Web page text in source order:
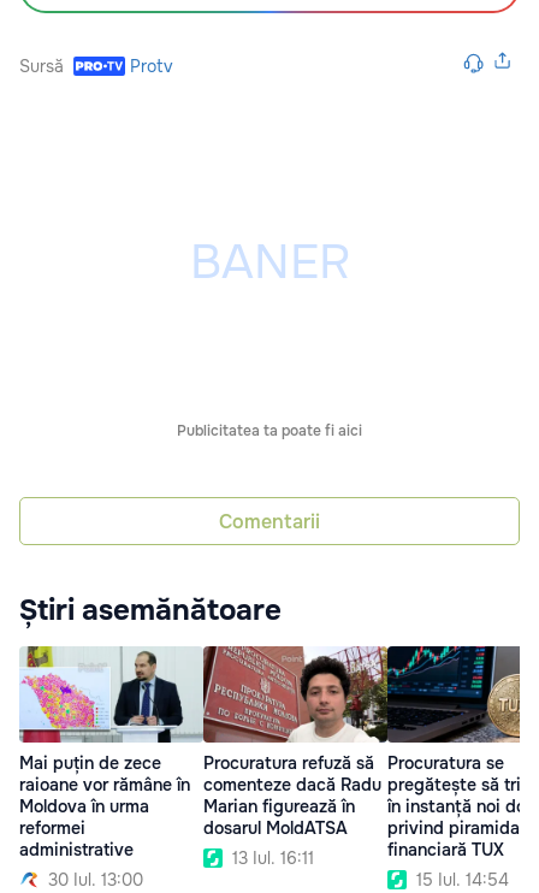
Sursă Protv
Publicitatea ta poate fi aici
Comentarii
Știri asemănătoare
Mai puțin de zece
raioane vor rămâne în
Moldova în urma
reformei
administrative
30 Iul. 13:00
Procuratura refuză să
comenteze dacă Radu
Marian figurează în
dosarul MoldATSA
13 Iul. 16:11
Procuratura se
pregătește să
în instanță noi
privind piramida
financiară TUX
15 Iul. 14:54